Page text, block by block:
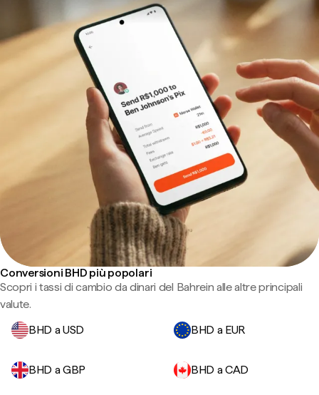
Conversioni BHD più popolari
Scopri i tassi di cambio da dinari del Bahrein alle altre principali
valute.
BHD a USD
BHD a EUR
BHD a GBP BHD a CAD